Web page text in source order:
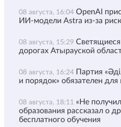
08 августа, 16:04 OpenAI
ИИ-модели Astra из-за
08 августа, 15:29
дорогах Атырауской
08 августа, 16:24 Партия
и порядок» обязателен для
08 августа, 18:11 «Не
образования рассказал о
бесплатного обучения